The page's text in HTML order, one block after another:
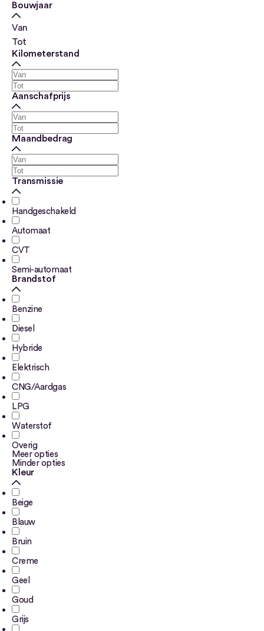
Bouwjaar
Van
Tot
Kilometerstand
Aanschafprijs
Maandbedrag
Transmissie
Handgeschakeld
Automaat
CVT
Semi-automaat
Brandstof
Benzine
Diesel
Hybride
Elektrisch
CNG/Aardgas
LPG
Waterstof
Overig
Meer opties
Minder opties
Kleur
Beige
Blauw
Bruin
Creme
Geel
Goud
Grijs